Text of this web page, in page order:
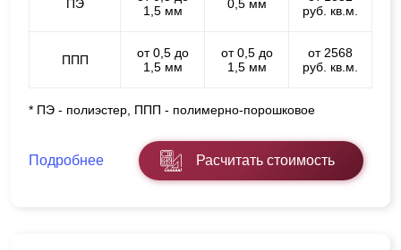
ПЭ
1,5 мм
0,5 мм
руб. кв.м.
ППП
от 0,5 до
1,5 мм
от 0,5 до
1,5 мм
от 2568
руб. кв.м.
* ПЭ - полиэстер, ППП - полимерно-порошковое
Подробнее Расчитать стоимость